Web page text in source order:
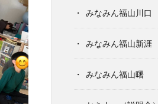
みなみん福山川口
みなみん福山新涯
みなみん福山曙